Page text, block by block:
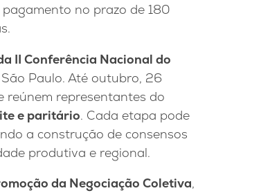
no prazo de 180
II Conferência Nacional do
Paulo. Até outubro, 26
reúnem representantes do
e paritário. Cada etapa pode
a construção de consensos
produtiva e regional.
da Negociação Coletiva,